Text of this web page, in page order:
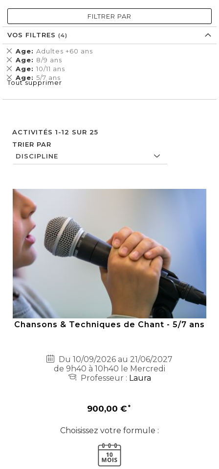
ACTIVITÉS 1-12 SUR 25
TRIER PAR
Chansons & Techniques de Chant - 5/7 ans
Du 10/09/2026 au 21/06/2027
de 9h40 à 10h40 le Mercredi
Professeur : Laura
900,00 €
Choisissez votre formule :
FILTRER PAR
VOS FILTRES
Age Adultes +60 ans
Supprimer
cet
Élément
Age 8/9 ans
Supprimer
cet
Élément
Age 10/11 ans
Supprimer
cet
Élément
Age 5/7 ans
Supprimer
cet
Tout supprimer